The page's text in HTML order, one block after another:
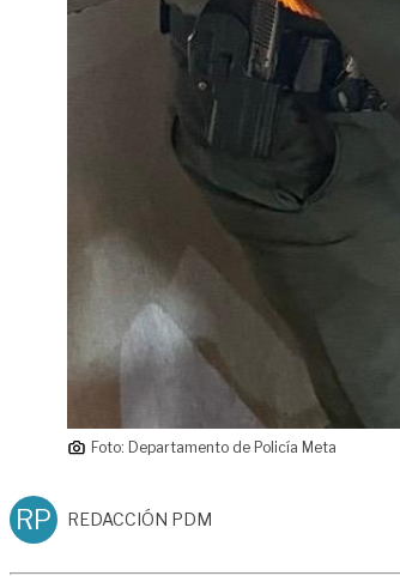
Foto: Departamento de Policía Meta
RP REDACCIÓN PDM